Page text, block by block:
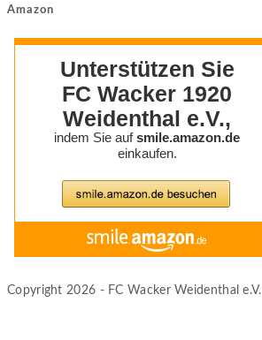
Amazon
Copyright 2026 - FC Wacker Weidenthal e.V.